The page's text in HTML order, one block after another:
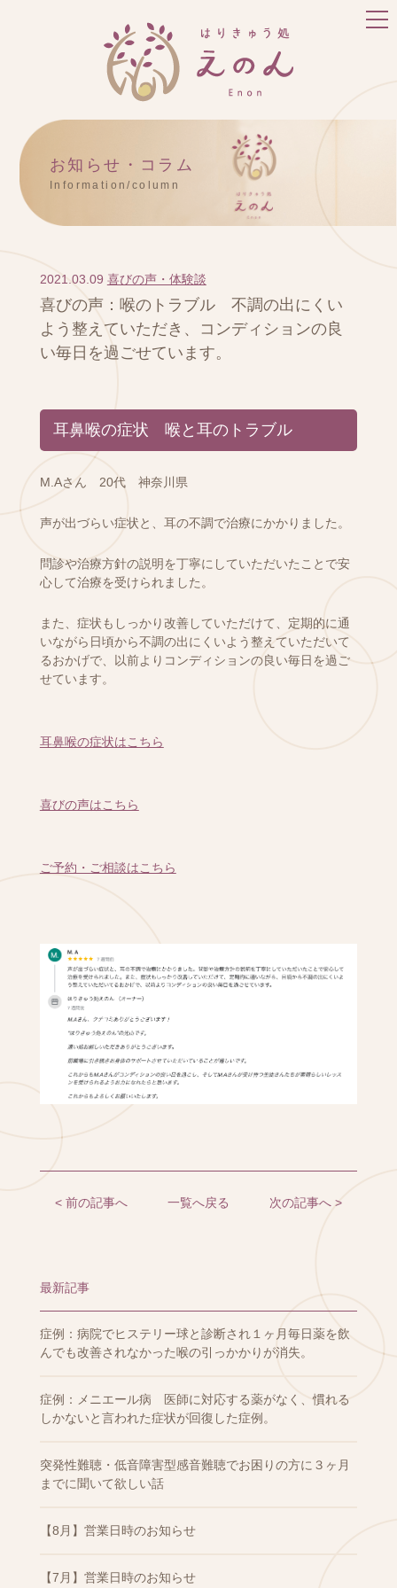
お知らせ・コラム
Information/column
2021.03.09 喜びの声・体験談
喜びの声：喉のトラブル 不調の出にくい
よう整えていただき、コンディションの良
い毎日を過ごせています。
耳鼻喉の症状 喉と耳のトラブル
M.Aさん 20代 神奈川県
声が出づらい症状と、耳の不調で治療にかかりました。
問診や治療方針の説明を丁寧にしていただいたことで安
心して治療を受けられました。
また、症状もしっかり改善していただけて、定期的に通
いながら日頃から不調の出にくいよう整えていただいて
るおかげで、以前よりコンディションの良い毎日を過ご
せています。
耳鼻喉の症状はこちら
喜びの声はこちら
ご予約・ご相談はこちら
< 前の記事へ 一覧へ戻る 次の記事へ >
最新記事
症例：病院でヒステリー球と診断され１ヶ月毎日薬を飲
んでも改善されなかった喉の引っかかりが消失。
症例：メニエール病 医師に対応する薬がなく、慣れる
しかないと言われた症状が回復した症例。
突発性難聴・低音障害型感音難聴でお困りの方に３ヶ月
までに聞いて欲しい話
【8月】営業日時のお知らせ
【7月】営業日時のお知らせ